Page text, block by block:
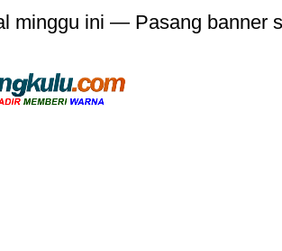
minggu ini — Pasang banner